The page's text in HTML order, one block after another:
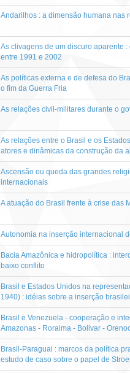
Andarilhos : a dimensão humana nas
As clivagens de um discuro aparente
entre 1991 e 2002
As políticas externa e de defesa do
o fim da Guerra Fria
As relações civil-militares durante o
As relações entre o Brasil e os
atores e dinâmicas da construção da
Ascensão ou queda das grandes
internacionais
A atuação do Brasil frente à crise das
Autonomia na inserção internacional
Bacia Amazônica e hidropolítica :
baixo conflito
Brasil e Estados Unidos na
1940) : idéias sobre a inserção
Brasil e Venezuela - cooperação e
Amazonas - Roraima - Bolivar -
Brasil-Paraguai : marcos da política
estudo de caso sobre o papel de